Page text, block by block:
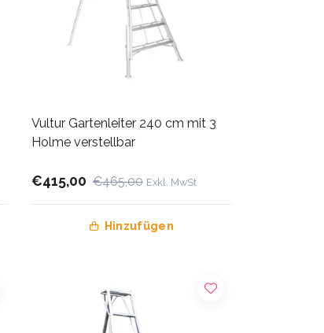
Vultur Gartenleiter 240 cm mit 3
Holme verstellbar
€415,00 €465,00 Exkl. MwSt
Hinzufügen